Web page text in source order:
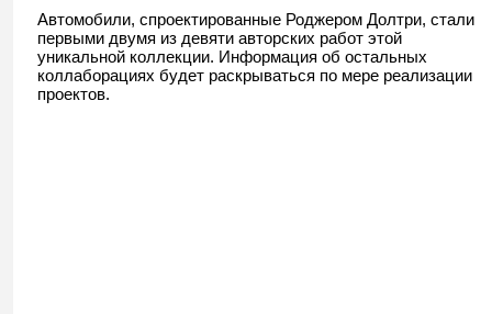
Автомобили, спроектированные Роджером Долтри, стали
первыми двумя из девяти авторских работ этой
уникальной коллекции. Информация об остальных
коллаборациях будет раскрываться по мере реализации
проектов.